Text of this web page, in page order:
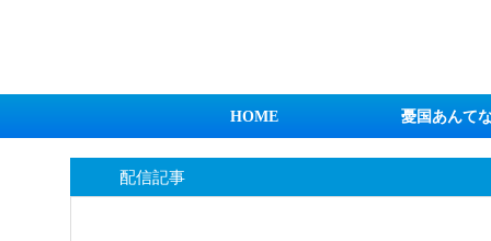
HOME 憂国あんて
配信記事